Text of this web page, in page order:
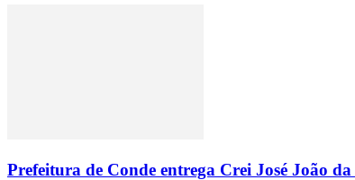
Prefeitura de Conde entrega Crei José João